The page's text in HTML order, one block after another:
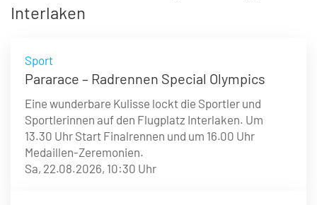
Interlaken
Sport
Pararace – Radrennen Special Olympics
Eine wunderbare Kulisse lockt die Sportler und
Sportlerinnen auf den Flugplatz Interlaken. Um
13.30 Uhr Start Finalrennen und um 16.00 Uhr
Medaillen-Zeremonien.
Sa, 22.08.2026, 10:30 Uhr